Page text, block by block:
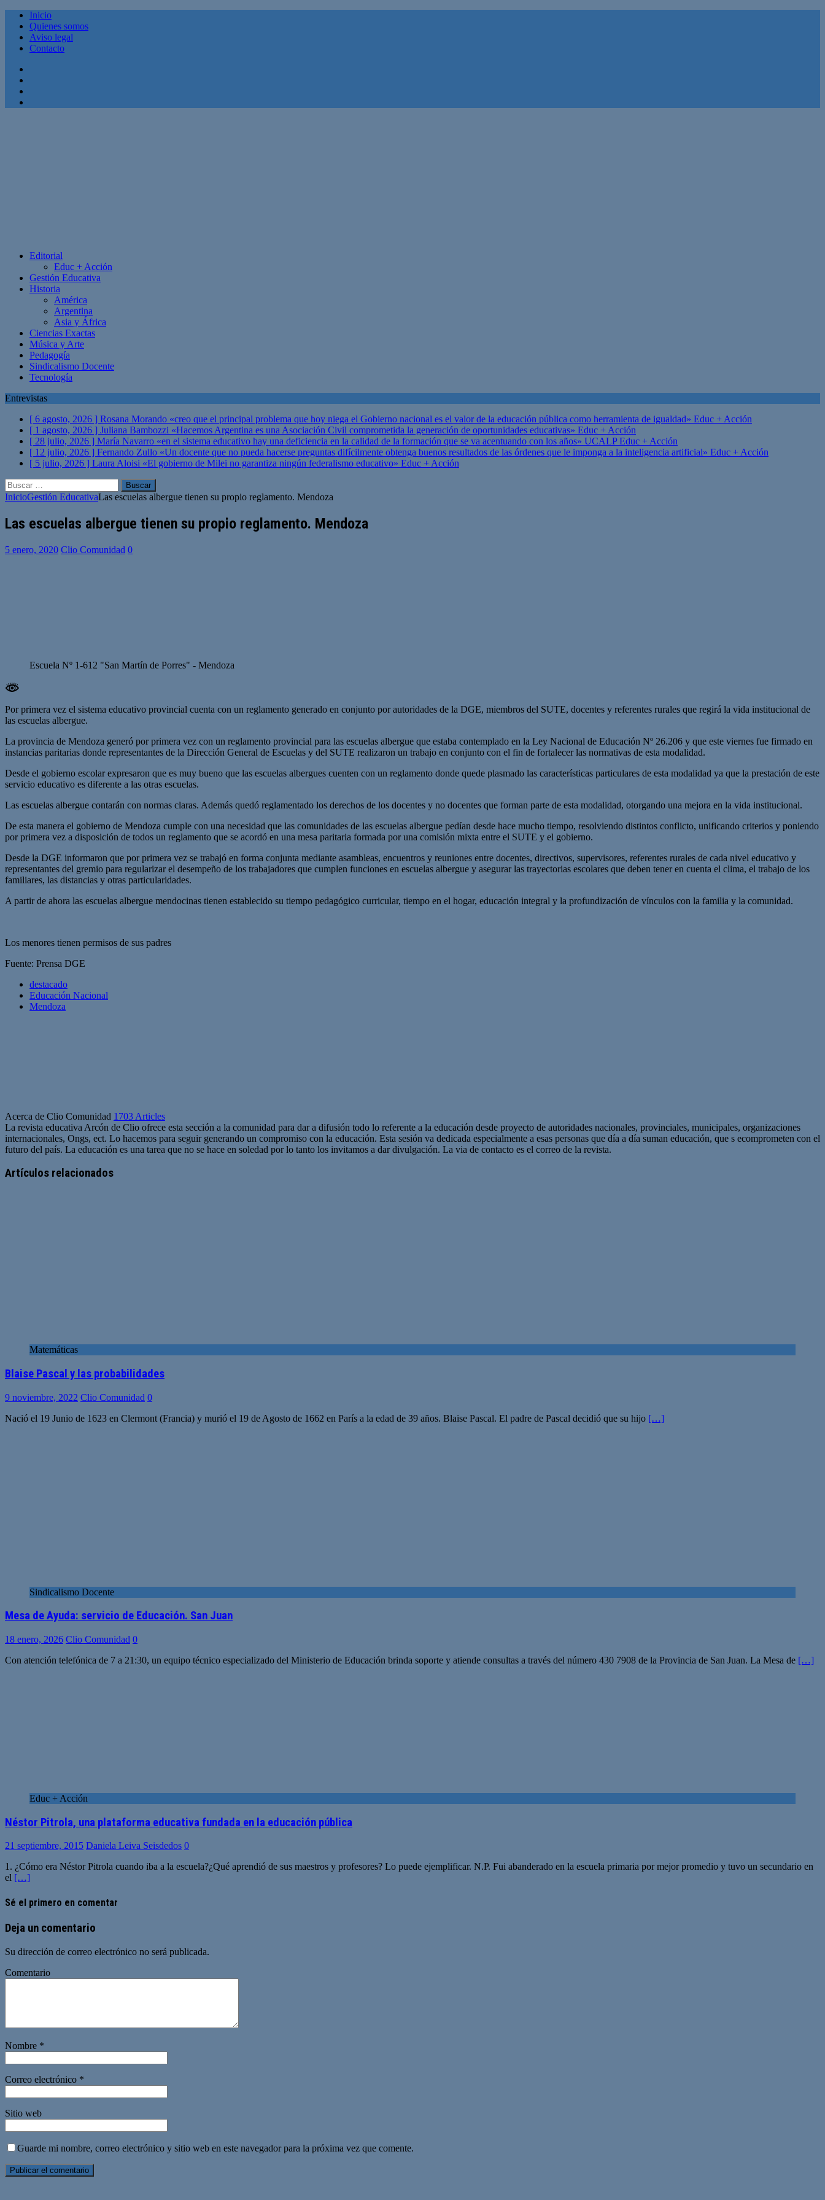
Inicio
Quienes somos
Aviso legal
Contacto
Editorial
Educ + Acción
Gestión Educativa
Historia
América
Argentina
Asia y África
Ciencias Exactas
Música y Arte
Pedagogía
Sindicalismo Docente
Tecnología
Entrevistas
[ 6 agosto, 2026 ] Rosana Morando «creo que el principal problema que hoy niega el Gobierno nacional es el valor de la educación pública como herramienta de igualdad» Educ + Acción
[ 1 agosto, 2026 ] Juliana Bambozzi «Hacemos Argentina es una Asociación Civil comprometida la generación de oportunidades educativas» Educ + Acción
[ 28 julio, 2026 ] María Navarro «en el sistema educativo hay una deficiencia en la calidad de la formación que se va acentuando con los años» UCALPEduc + Acción
[ 12 julio, 2026 ] Fernando Zullo «Un docente que no pueda hacerse preguntas difícilmente obtenga buenos resultados de las órdenes que le imponga a la inteligencia artificial» Educ + Acción
[ 5 julio, 2026 ] Laura Aloisi «El gobierno de Milei no garantiza ningún federalismo educativo» Educ + Acción
Buscar:
InicioGestión EducativaLas escuelas albergue tienen su propio reglamento. Mendoza
Las escuelas albergue tienen su propio reglamento. Mendoza
5 enero, 2020 Clio Comunidad 0
Escuela Nº 1-612 "San Martín de Porres" - Mendoza
Por primera vez el sistema educativo provincial cuenta con un reglamento generado en conjunto por autoridades de la DGE, miembros del SUTE, docentes y referentes rurales que regirá la vida institucional de
las escuelas albergue.
La provincia de Mendoza generó por primera vez con un reglamento provincial para las escuelas albergue que estaba contemplado en la Ley Nacional de Educación Nº 26.206 y que este viernes fue firmado en
instancias paritarias donde representantes de la Dirección General de Escuelas y del SUTE realizaron un trabajo en conjunto con el fin de fortalecer las normativas de esta modalidad.
Desde el gobierno escolar expresaron que es muy bueno que las escuelas albergues cuenten con un reglamento donde quede plasmado las características particulares de esta modalidad ya que la prestación de este
servicio educativo es diferente a las otras escuelas.
Las escuelas albergue contarán con normas claras. Además quedó reglamentado los derechos de los docentes y no docentes que forman parte de esta modalidad, otorgando una mejora en la vida institucional.
De esta manera el gobierno de Mendoza cumple con una necesidad que las comunidades de las escuelas albergue pedían desde hace mucho tiempo, resolviendo distintos conflicto, unificando criterios y poniendo
por primera vez a disposición de todos un reglamento que se acordó en una mesa paritaria formada por una comisión mixta entre el SUTE y el gobierno.
Desde la DGE informaron que por primera vez se trabajó en forma conjunta mediante asambleas, encuentros y reuniones entre docentes, directivos, supervisores, referentes rurales de cada nivel educativo y
representantes del gremio para regularizar el desempeño de los trabajadores que cumplen funciones en escuelas albergue y asegurar las trayectorias escolares que deben tener en cuenta el clima, el trabajo de los
familiares, las distancias y otras particularidades.
A partir de ahora las escuelas albergue mendocinas tienen establecido su tiempo pedagógico curricular, tiempo en el hogar, educación integral y la profundización de vínculos con la familia y la comunidad.
Los menores tienen permisos de sus padres
Fuente: Prensa DGE
destacado
Educación Nacional
Mendoza
Acerca de Clio Comunidad 1703 Articles
La revista educativa Arcón de Clio ofrece esta sección a la comunidad para dar a difusión todo lo referente a la educación desde proyecto de autoridades nacionales, provinciales, municipales, organizaciones
internacionales, Ongs, ect. Lo hacemos para seguir generando un compromiso con la educación. Esta sesión va dedicada especialmente a esas personas que día a día suman educación, que s ecomprometen con el
futuro del país. La educación es una tarea que no se hace en soledad por lo tanto los invitamos a dar divulgación. La via de contacto es el correo de la revista.
web
Artículos relacionados
Matemáticas
Blaise Pascal y las probabilidades
9 noviembre, 2022 Clio Comunidad 0
Nació el 19 Junio de 1623 en Clermont (Francia) y murió el 19 de Agosto de 1662 en París a la edad de 39 años. Blaise Pascal. El padre de Pascal decidió que su hijo […]
Sindicalismo Docente
Mesa de Ayuda: servicio de Educación. San Juan
18 enero, 2026 Clio Comunidad 0
Con atención telefónica de 7 a 21:30, un equipo técnico especializado del Ministerio de Educación brinda soporte y atiende consultas a través del número 430 7908 de la Provincia de San Juan. La Mesa de […]
Educ + Acción
Néstor Pitrola, una plataforma educativa fundada en la educación pública
21 septiembre, 2015 Daniela Leiva Seisdedos 0
1. ¿Cómo era Néstor Pitrola cuando iba a la escuela?¿Qué aprendió de sus maestros y profesores? Lo puede ejemplificar. N.P. Fui abanderado en la escuela primaria por mejor promedio y tuvo un secundario en
el […]
Sé el primero en comentar
Deja un comentario
Su dirección de correo electrónico no será publicada.
Comentario
Nombre *
Correo electrónico *
Sitio web
Guarde mi nombre, correo electrónico y sitio web en este navegador para la próxima vez que comente.